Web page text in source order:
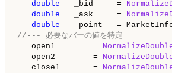
double _bid     =
double _ask     =
double _point   =
//--- 必要なバーの値を特定
open1        =
open2        =
close1       =